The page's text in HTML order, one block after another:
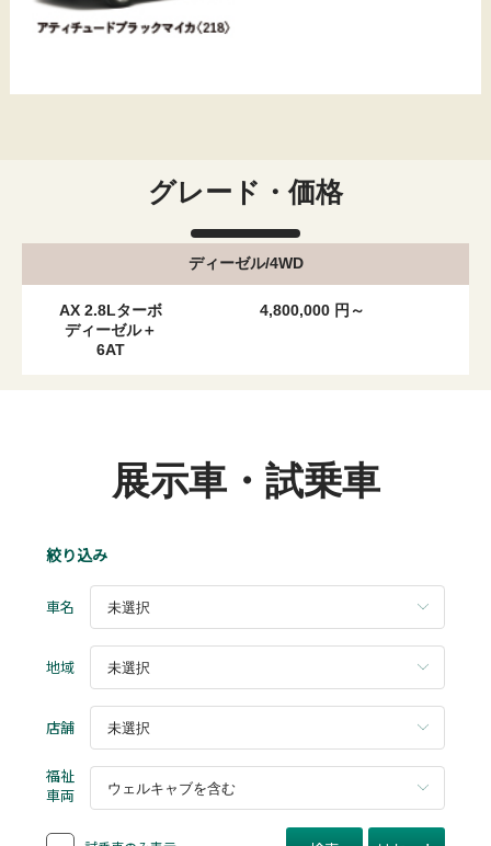
グレード・価格
ディーゼル/4WD
AX 2.8Lターボ
ディーゼル＋
6AT
4,800,000 円～
展示車・試乗車